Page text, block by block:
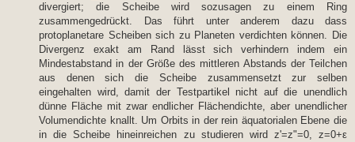
divergiert; die Scheibe wird sozusagen zu einem Ring
zusammengedrückt. Das führt unter anderem dazu dass
protoplanetare Scheiben sich zu Planeten verdichten können. Die
Divergenz exakt am Rand lässt sich verhindern indem ein
Mindestabstand in der Größe des mittleren Abstands der Teilchen
aus denen sich die Scheibe zusammensetzt zur selben
eingehalten wird, damit der Testpartikel nicht auf die unendlich
dünne Fläche mit zwar endlicher Flächendichte, aber unendlicher
Volumendichte knallt. Um Orbits in der rein äquatorialen Ebene die
in die Scheibe hineinreichen zu studieren wird z'=z"=0, z=0+ε